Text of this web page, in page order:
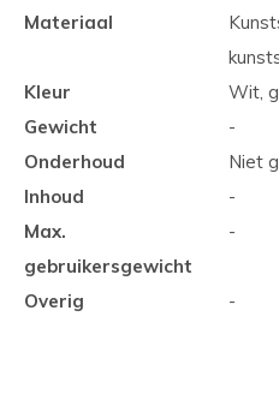
Materiaal
Kleur
Wit,
Gewicht
-
Onderhoud
Niet
Inhoud
-
Max.
gebruikersgewicht
-
Overig -